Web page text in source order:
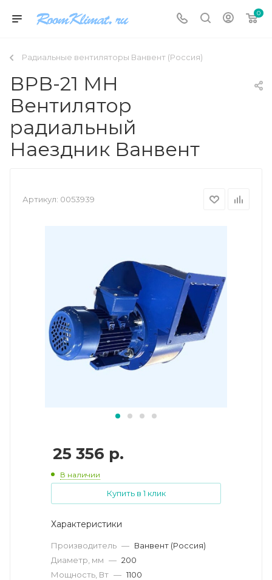
0
Радиальные вентиляторы Ванвент (Россия)
ВРВ-21 МН
Вентилятор
радиальный
Наездник Ванвент
Артикул: 0053939
25 356 р.
В наличии
Купить в 1 клик
Характеристики
Производитель — Ванвент (Россия)
Диаметр, мм — 200
Мощность, Вт — 1100